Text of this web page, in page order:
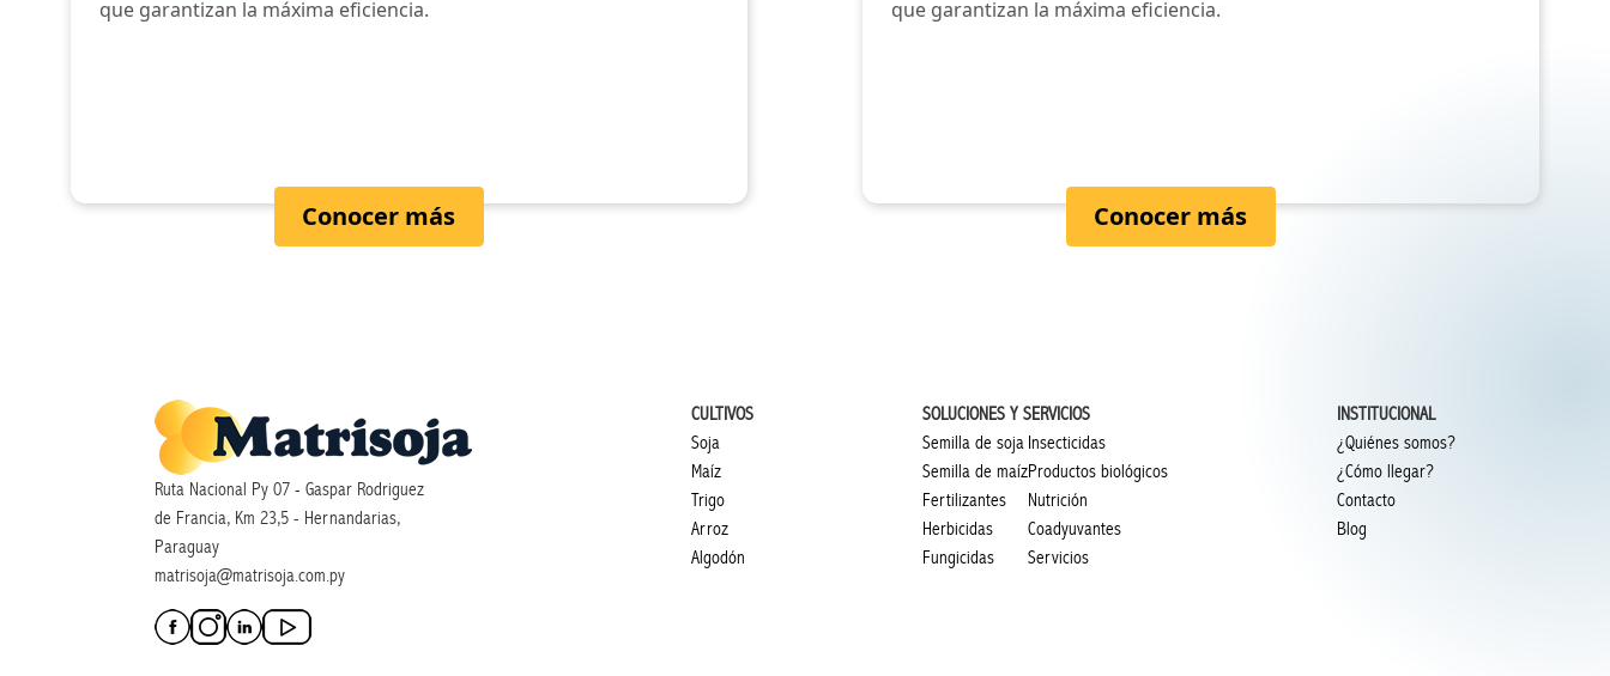
que garantizan la máxima eficiencia.
Conocer más
que garantizan la máxima eficiencia.
Conocer más
Ruta Nacional Py 07 - Gaspar Rodriguez
de Francia, Km 23,5 - Hernandarias,
Paraguay
matrisoja@matrisoja.com.py
CULTIVOS
Soja
Maíz
Trigo
Arroz
Algodón
SOLUCIONES Y SERVICIOS
Semilla de soja
Semilla de maíz
Fertilizantes
Herbicidas
Fungicidas
Insecticidas
Productos biológicos
Nutrición
Coadyuvantes
Servicios
INSTITUCIONAL
¿Quiénes somos?
¿Cómo llegar?
Contacto
Blog